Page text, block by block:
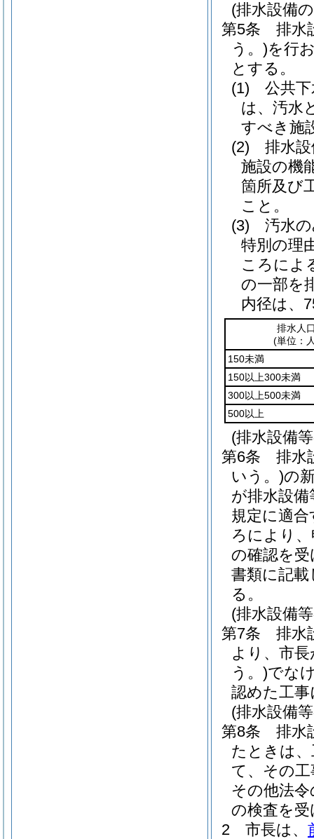
(排水設備
第5条
排水
う。)を行
とする。
(1)
公共
は、汚水
すべき施
(2)
排水
施設の機
箇所及び
こと。
(3)
汚水
特別の理
ころによ
の一部を
内径は、
排水人
(単位：
150未満
150以上300未満
300以上500未満
500以上
(排水設備
第6条
排水
いう。)の
が排水設
規定に適
ろにより
の確認を
書類に記
る。
(排水設備
第7条
排水
より、市
う。)でな
認めた工
(排水設備
第8条
排水
たときは
て、その
その他法
の検査を
2
市長は、